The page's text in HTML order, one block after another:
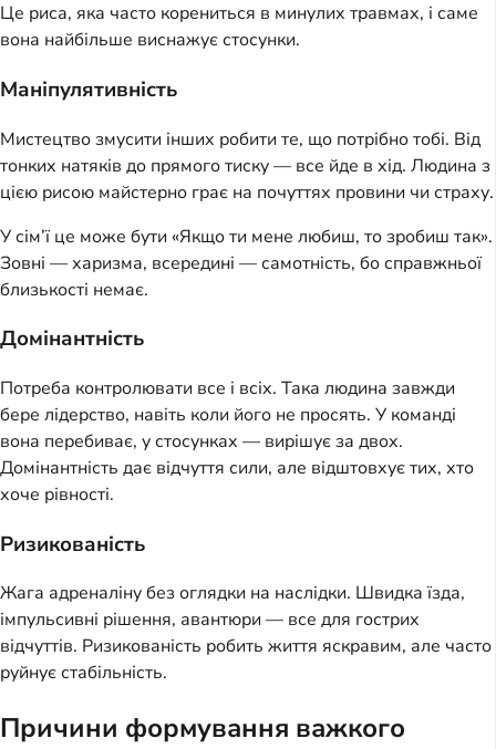
Це риса, яка часто корениться в минулих травмах, і саме
вона найбільше виснажує стосунки.
Маніпулятивність
Мистецтво змусити інших робити те, що потрібно тобі. Від
тонких натяків до прямого тиску — все йде в хід. Людина з
цією рисою майстерно грає на почуттях провини чи страху.
У сім’ї це може бути «Якщо ти мене любиш, то зробиш так».
Зовні — харизма, всередині — самотність, бо справжньої
близькості немає.
Домінантність
Потреба контролювати все і всіх. Така людина завжди
бере лідерство, навіть коли його не просять. У команді
вона перебиває, у стосунках — вирішує за двох.
Домінантність дає відчуття сили, але відштовхує тих, хто
хоче рівності.
Ризикованість
Жага адреналіну без оглядки на наслідки. Швидка їзда,
імпульсивні рішення, авантюри — все для гострих
відчуттів. Ризикованість робить життя яскравим, але часто
руйнує стабільність.
Причини формування важкого